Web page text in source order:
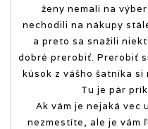
ženy nemali na
nechodili na nákupy
a preto sa snažili
dobré prerobiť. Prerobiť
kúsok z vášho šatníka
Tu je pár
Ak vám je nejaká vec
nezmestíte, ale je vám